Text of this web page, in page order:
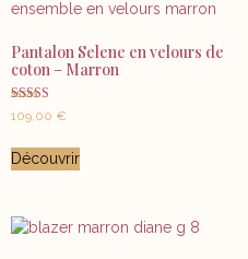
Pantalon Selene en velours de
coton – Marron
Note
5.00
109,00 €
Découvrir